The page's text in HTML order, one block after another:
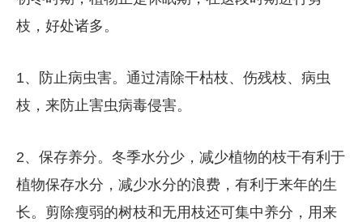
枝，好处诸多。
1、防止病虫害。通过清除干枯枝、伤残枝、病虫
枝，来防止害虫病毒侵害。
2、保存养分。冬季水分少，减少植物的枝干有利于
植物保存水分，减少水分的浪费，有利于来年的生
长。剪除瘦弱的树枝和无用枝还可集中养分，用来